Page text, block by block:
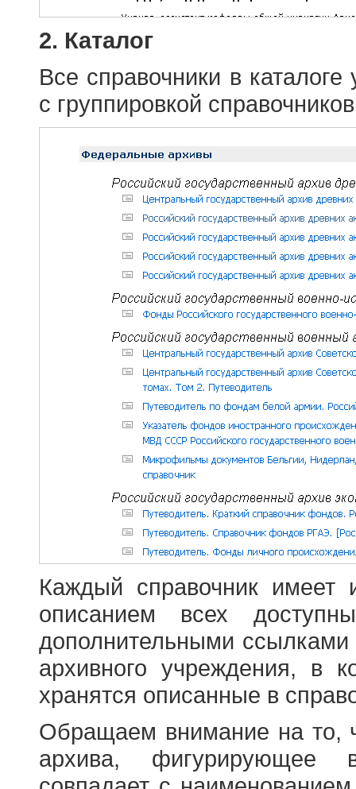
2. Каталог
Все справочники в
с группировкой
Каждый справочник имеет
описанием всех
дополнительными
архивного учреждения, в
хранятся описанные в
Обращаем внимание на то,
архива, фигурирующее